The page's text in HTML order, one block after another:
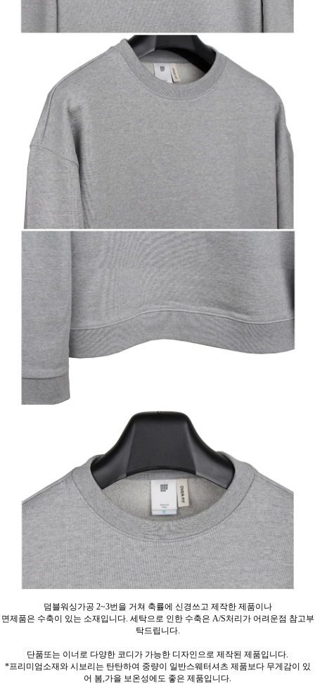
덤블워싱가공 2~3번을 거쳐 축률에 신경쓰고 제작한 제품이나
면제품은 수축이 있는 소재입니다. 세탁으로 인한 수축은 A/S처리가 어려운점 참고부
탁드립니다.
단품또는 이너로 다양한 코디가 가능한 디자인으로 제작된 제품입니다.
*프리미엄소재와 시보리는 탄탄하여 중량이 일반스웨터셔츠 제품보다 무게감이 있
어 봄,가을 보온성에도 좋은 제품입니다.